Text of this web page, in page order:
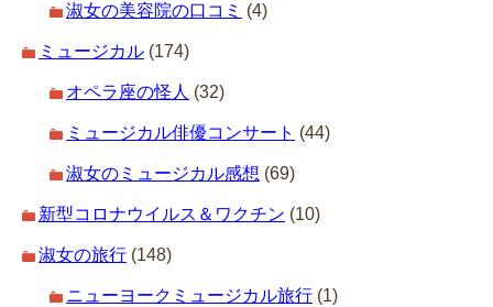
淑女の美容院の口コミ (4)
ミュージカル (174)
オペラ座の怪人 (32)
ミュージカル俳優コンサート (44)
淑女のミュージカル感想 (69)
新型コロナウイルス＆ワクチン (10)
淑女の旅行 (148)
ニューヨークミュージカル旅行 (1)